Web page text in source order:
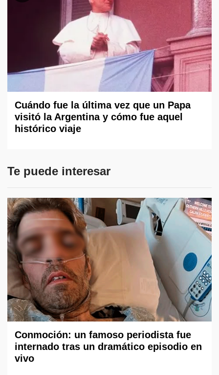
Cuándo fue la última vez que un Papa
visitó la Argentina y cómo fue aquel
histórico viaje
Te puede interesar
Conmoción: un famoso periodista fue
internado tras un dramático episodio en
vivo